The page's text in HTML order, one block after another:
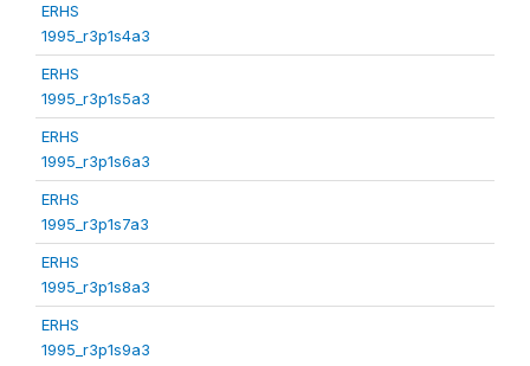
ERHS
1995_r3p1s4a3
ERHS
1995_r3p1s5a3
ERHS
1995_r3p1s6a3
ERHS
1995_r3p1s7a3
ERHS
1995_r3p1s8a3
ERHS
1995_r3p1s9a3